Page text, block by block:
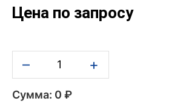
Цена по запросу
– +
Сумма: 0 ₽